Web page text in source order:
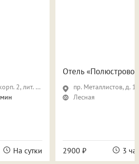
А, пом. 30Н
На сутки
Отель «Полюстрово»
пр. Металлистов, д.
Лесная
2900 ₽ 3